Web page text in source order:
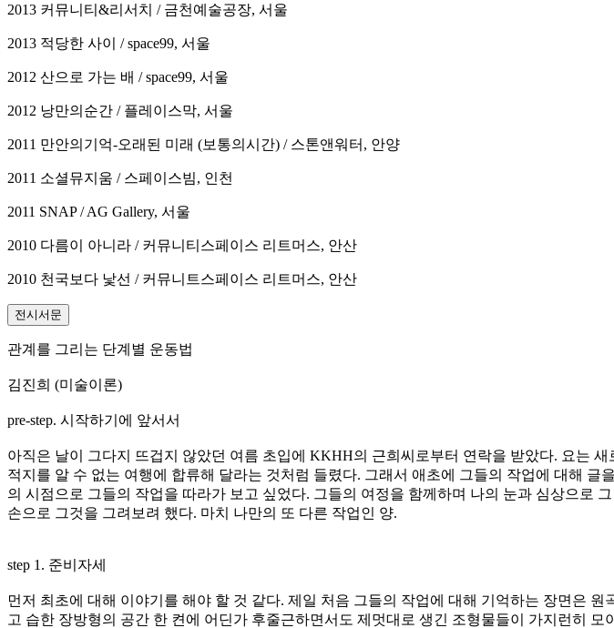
2013 커뮤니티&리서치 / 금천예술공장, 서울
2013 적당한 사이 / space99, 서울
2012 산으로 가는 배 / space99, 서울
2012 낭만의순간 / 플레이스막, 서울
2011 만안의기억-오래된 미래 (보통의시간) / 스톤앤워터, 안양
2011 소셜뮤지움 / 스페이스빔, 인천
2011 SNAP / AG Gallery, 서울
2010 다름이 아니라 / 커뮤니티스페이스 리트머스, 안산
2010 천국보다 낯선 / 커뮤니트스페이스 리트머스, 안산
전시서문
관계를 그리는 단계별 운동법
김진희 (미술이론)
pre-step. 시작하기에 앞서서
아직은 날이 그다지 뜨겁지 않았던 여름 초입에 KKHH의 근희씨로부터 연락을 받았다. 요는
적지를 알 수 없는 여행에 합류해 달라는 것처럼 들렸다. 그래서 애초에 그들의 작업에 대해
의 시점으로 그들의 작업을 따라가 보고 싶었다. 그들의 여정을 함께하며 나의 눈과 심상으로
손으로 그것을 그려보려 했다. 마치 나만의 또 다른 작업인 양.
step 1. 준비자세
먼저 최초에 대해 이야기를 해야 할 것 같다. 제일 처음 그들의 작업에 대해 기억하는 장면은
고 습한 장방형의 공간 한 켠에 어딘가 후줄근하면서도 제멋대로 생긴 조형물들이 가지런히